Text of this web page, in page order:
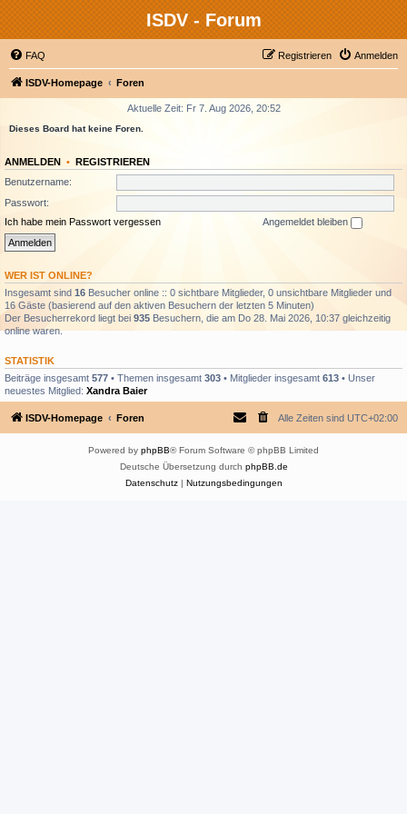
ISDV - Forum
FAQ Anmelden
Registrieren
ISDV-Homepage Foren
Aktuelle Zeit: Fr 7. Aug 2026, 20:52
Dieses Board hat keine Foren.
ANMELDEN • REGISTRIEREN
Benutzername:
Passwort:
Ich habe mein Passwort vergessen
Angemeldet bleiben
WER IST ONLINE?
Insgesamt sind 16 Besucher online :: 0 sichtbare Mitglieder, 0 unsichtbare Mitglieder und
16 Gäste (basierend auf den aktiven Besuchern der letzten 5 Minuten)
Der Besucherrekord liegt bei 935 Besuchern, die am Do 28. Mai 2026, 10:37 gleichzeitig
online waren.
STATISTIK
Beiträge insgesamt 577 • Themen insgesamt 303 • Mitglieder insgesamt 613 • Unser
neuestes Mitglied: Xandra Baier
ISDV-Homepage Foren Alle Zeiten sind UTC+02:00
Powered by phpBB® Forum Software © phpBB Limited
Deutsche Übersetzung durch phpBB.de
Datenschutz| Nutzungsbedingungen